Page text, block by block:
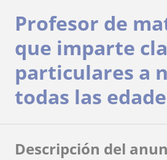
Profesor de
que imparte
particulares a
todas las
Descripción del